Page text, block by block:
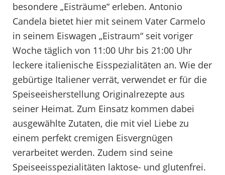
besondere „Eisträume“ erleben. Antonio
Candela bietet hier mit seinem Vater Carmelo
in seinem Eiswagen „Eistraum“ seit voriger
Woche täglich von 11:00 Uhr bis 21:00 Uhr
leckere italienische Eisspezialitäten an. Wie der
gebürtige Italiener verrät, verwendet er für die
Speiseeisherstellung Originalrezepte aus
seiner Heimat. Zum Einsatz kommen dabei
ausgewählte Zutaten, die mit viel Liebe zu
einem perfekt cremigen Eisvergnügen
verarbeitet werden. Zudem sind seine
Speiseeisspezialitäten laktose- und glutenfrei.